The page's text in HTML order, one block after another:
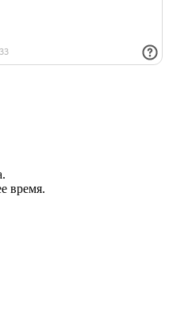
время.